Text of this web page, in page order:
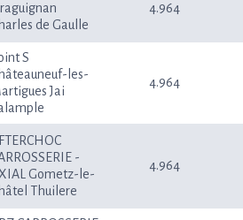
de Gaulle
4.964
S
les-
Jai
4.964
-
Gometz-le-
Thuilere
4.964